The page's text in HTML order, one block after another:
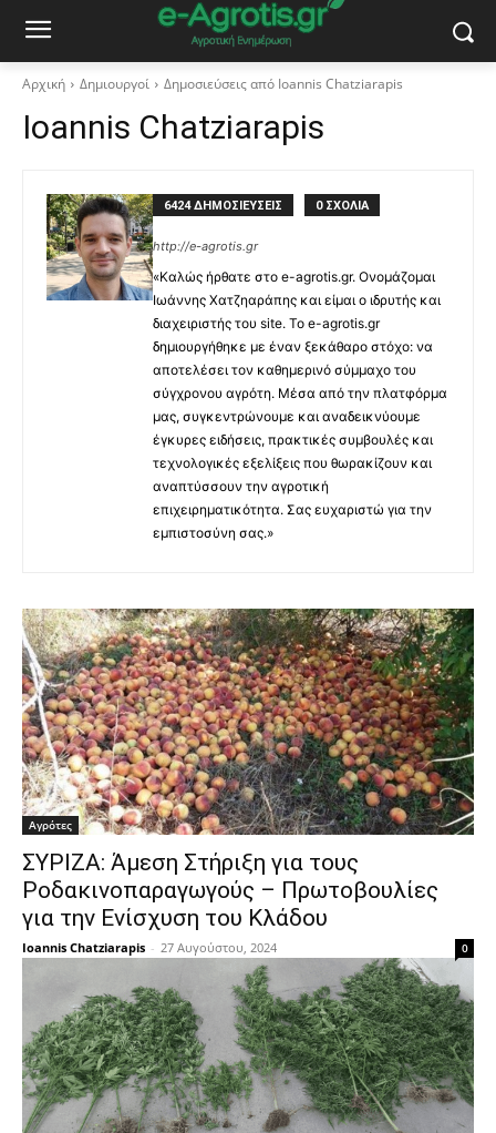
Αρχική Δημιουργοί Δημοσιεύσεις από Ioannis Chatziarapis
Ioannis Chatziarapis
6424 ΔΗΜΟΣΙΕΥΣΕΙΣ 0 ΣΧΟΛΙΑ
http://e-agrotis.gr
«Καλώς ήρθατε στο e-agrotis.gr. Ονομάζομαι
Ιωάννης Χατζηαράπης και είμαι ο ιδρυτής και
διαχειριστής του site. Το e-agrotis.gr
δημιουργήθηκε με έναν ξεκάθαρο στόχο: να
αποτελέσει τον καθημερινό σύμμαχο του
σύγχρονου αγρότη. Μέσα από την πλατφόρμα
μας, συγκεντρώνουμε και αναδεικνύουμε
έγκυρες ειδήσεις, πρακτικές συμβουλές και
τεχνολογικές εξελίξεις που θωρακίζουν και
αναπτύσσουν την αγροτική
επιχειρηματικότητα. Σας ευχαριστώ για την
εμπιστοσύνη σας.»
Αγρότες
ΣΥΡΙΖΑ: Άμεση Στήριξη για τους
Ροδακινοπαραγωγούς – Πρωτοβουλίες
για την Ενίσχυση του Κλάδου
Ioannis Chatziarapis - 27 Αυγούστου, 2024 0